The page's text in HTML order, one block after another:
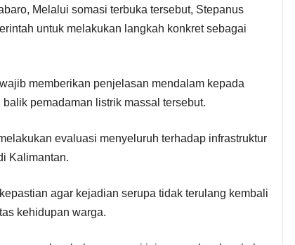
Melalui somasi terbuka tersebut, Stepanus
untuk melakukan langkah konkret sebagai
memberikan penjelasan mendalam kepada
pemadaman listrik massal tersebut.
evaluasi menyeluruh terhadap infrastruktur
Kalimantan.
agar kejadian serupa tidak terulang kembali
kehidupan warga.